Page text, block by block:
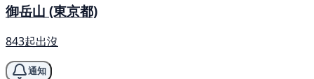
御岳山 (東京都)
843起出沒
通知